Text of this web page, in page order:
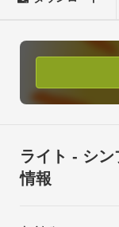
ませんか？ボタン
また、ライト機能
輝度を最大限にす
することができま
とても使いやすい
ライト - シ
情報